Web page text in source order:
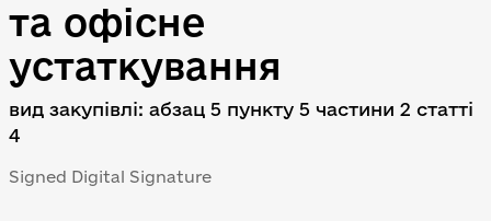
та офісне
устаткування
вид закупівлі: абзац 5 пункту 5 частини 2 статті
4
Signed Digital Signature